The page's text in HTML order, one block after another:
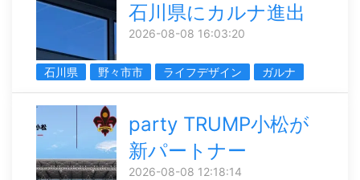
石川県にカルナ進出
2026-08-08 16:03:20
石川県 野々市市 ライフデザイン ガルナ
party TRUMP小松が
新パートナー
2026-08-08 12:18:14